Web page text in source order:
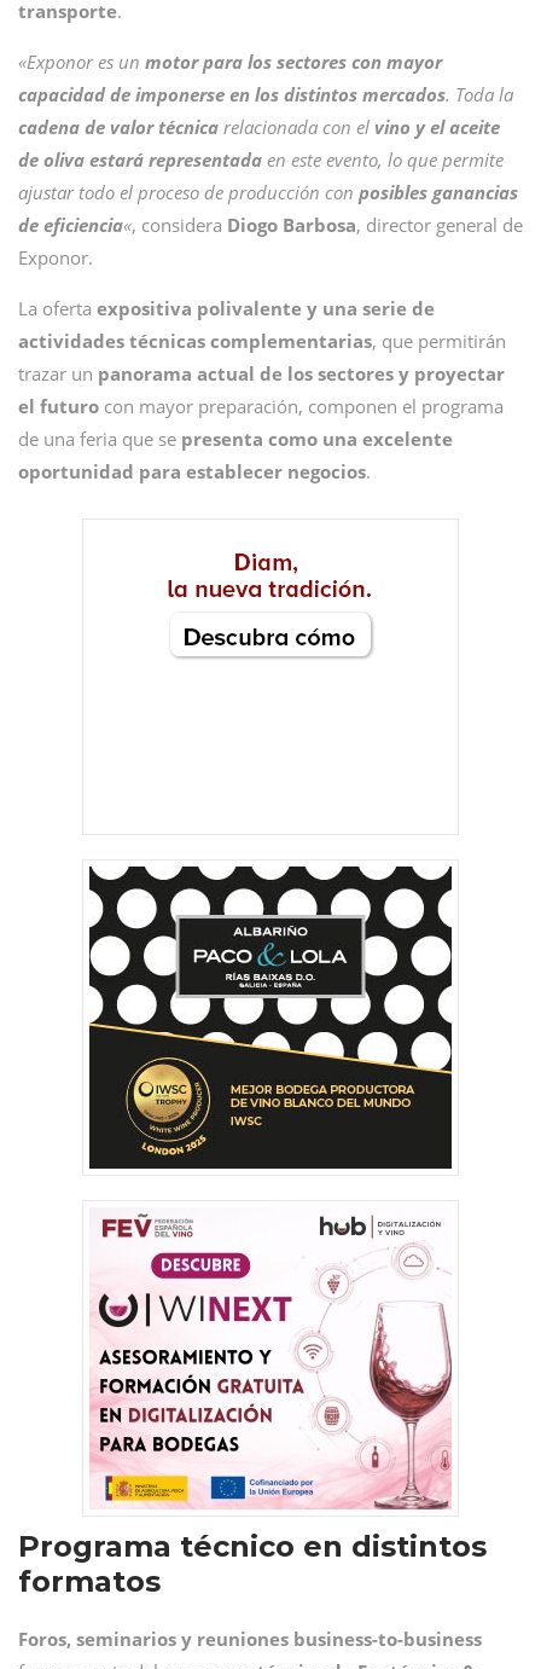
transporte.
«Exponor es un motor para los sectores con mayor
capacidad de imponerse en los distintos mercados. Toda la
cadena de valor técnica relacionada con el vino y el aceite
de oliva estará representada en este evento, lo que permite
ajustar todo el proceso de producción con posibles ganancias
de eficiencia«, considera Diogo Barbosa, director general de
Exponor.
La oferta expositiva polivalente y una serie de
actividades técnicas complementarias, que permitirán
trazar un panorama actual de los sectores y proyectar
el futuro con mayor preparación, componen el programa
de una feria que se presenta como una excelente
oportunidad para establecer negocios.
Programa técnico en distintos
formatos
Foros, seminarios y reuniones business-to-business